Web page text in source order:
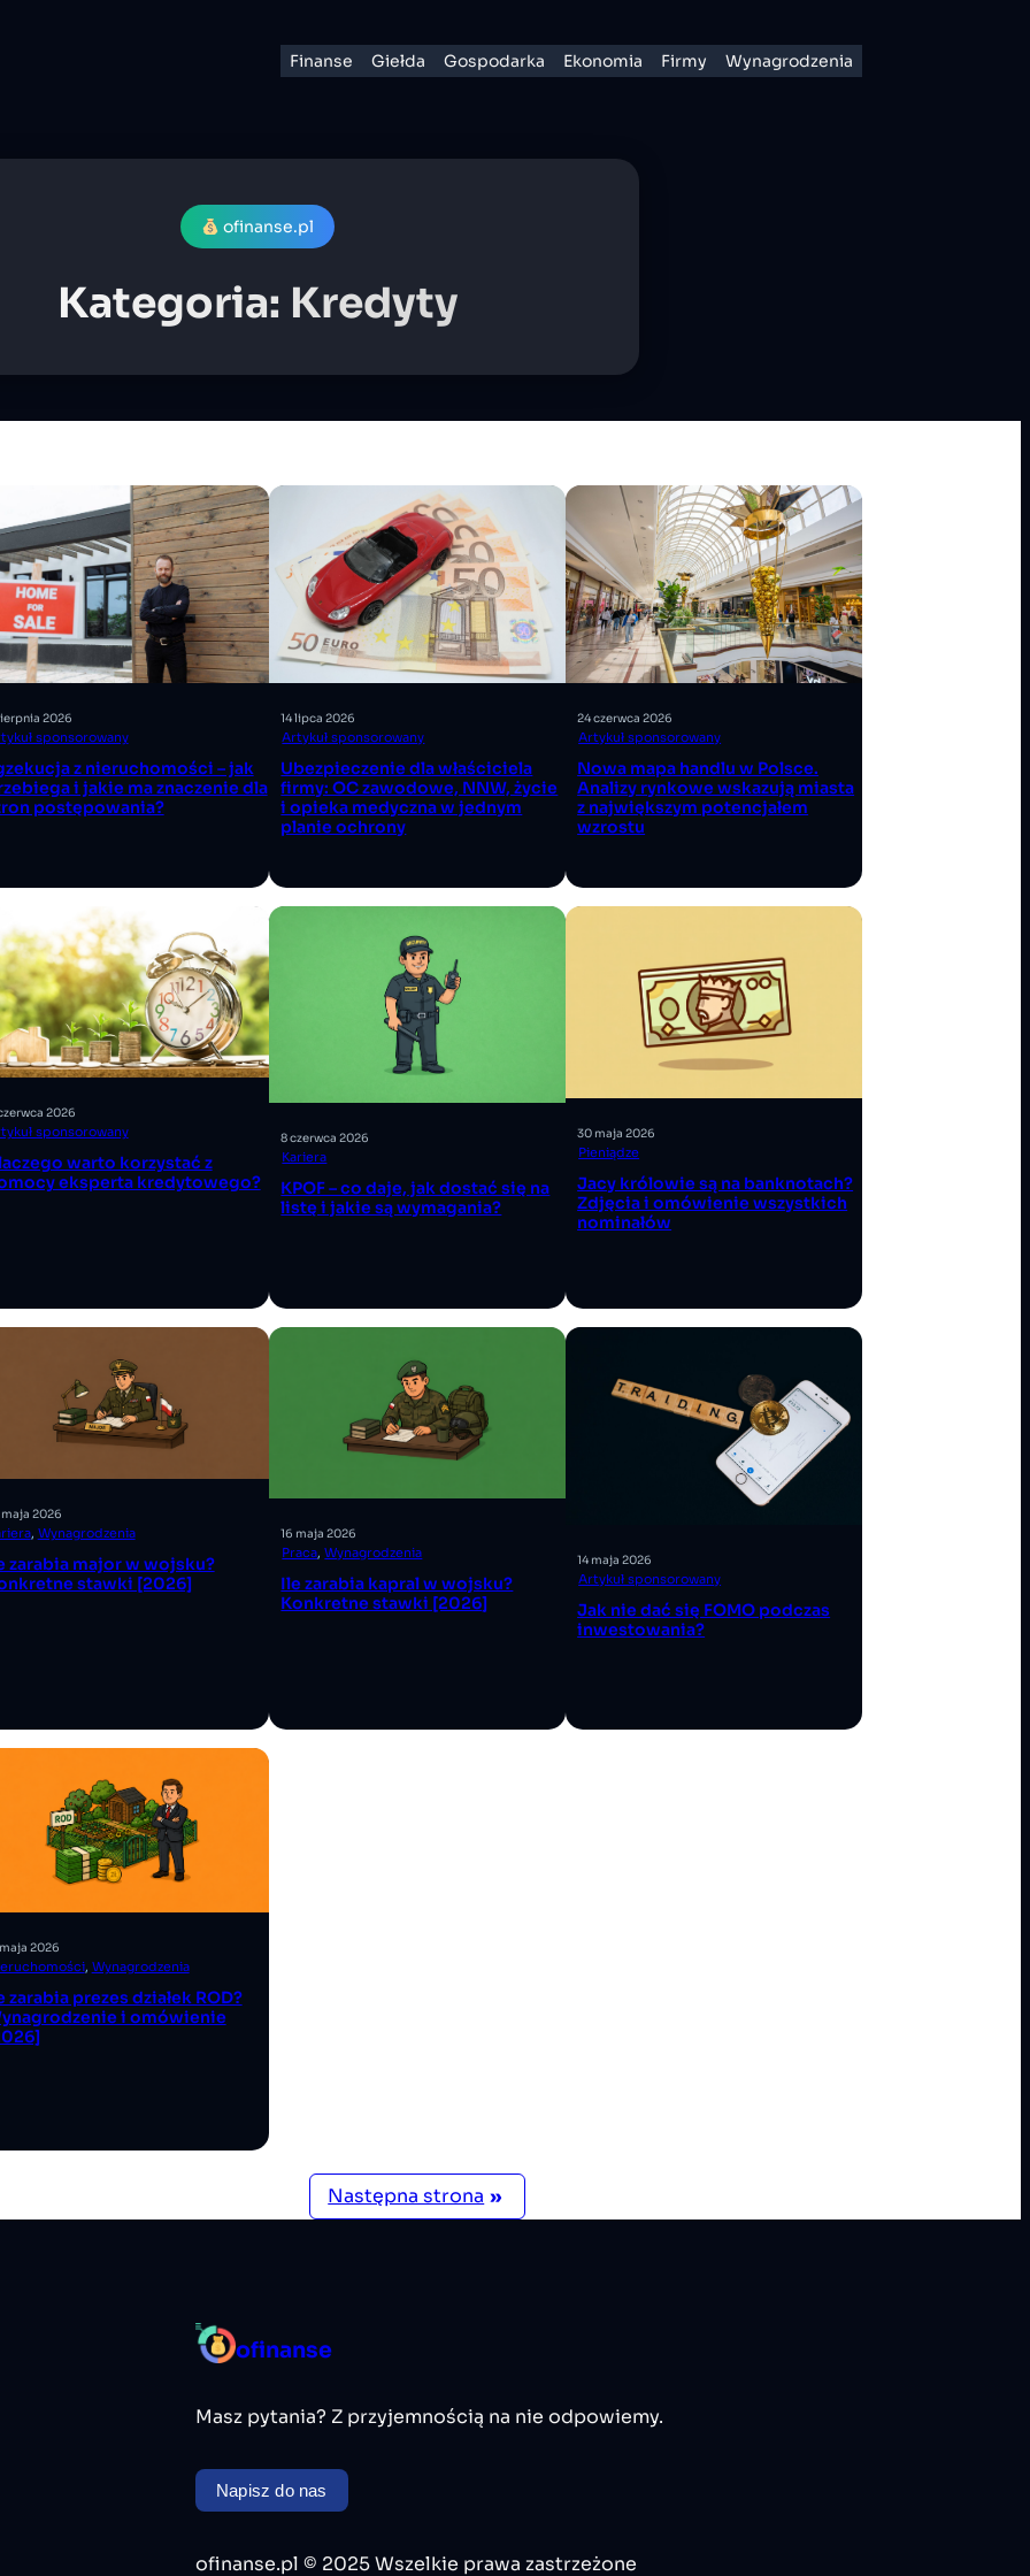
Finanse Giełda Gospodarka Ekonomia Firmy Wynagrodzenia
ofinanse.pl
Kategoria: Kredyty
2026
sponsorowany
z nieruchomości – jak
i jakie ma znaczenie dla
postępowania?
14 lipca 2026
Artykuł sponsorowany
Ubezpieczenie dla właściciela
firmy: OC zawodowe, NNW, życie
i opieka medyczna w jednym
planie ochrony
24 czerwca 2026
Artykuł sponsorowany
Nowa mapa handlu w Polsce.
Analizy rynkowe wskazują miasta
z największym potencjałem
wzrostu
2026
sponsorowany
warto korzystać z
eksperta kredytowego?
8 czerwca 2026
Kariera
KPOF – co daje, jak dostać się na
listę i jakie są wymagania?
30 maja 2026
Pieniądze
Jacy królowie są na banknotach?
Zdjęcia i omówienie wszystkich
nominałów
maja 2026
, Wynagrodzenia
zarabia major w wojsku?
stawki [2026]
16 maja 2026
Praca, Wynagrodzenia
Ile zarabia kapral w wojsku?
Konkretne stawki [2026]
14 maja 2026
Artykuł sponsorowany
Jak nie dać się FOMO podczas
inwestowania?
2026
, Wynagrodzenia
zarabia prezes działek ROD?
i omówienie
Następna strona »
ofinanse
Masz pytania? Z przyjemnością na nie odpowiemy.
Napisz do nas
ofinanse.pl © 2025 Wszelkie prawa zastrzeżone